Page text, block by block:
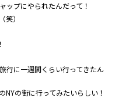
プにやられたんだって！
）
に一週間くらい行ってきたん
の街に行ってみたいらしい！